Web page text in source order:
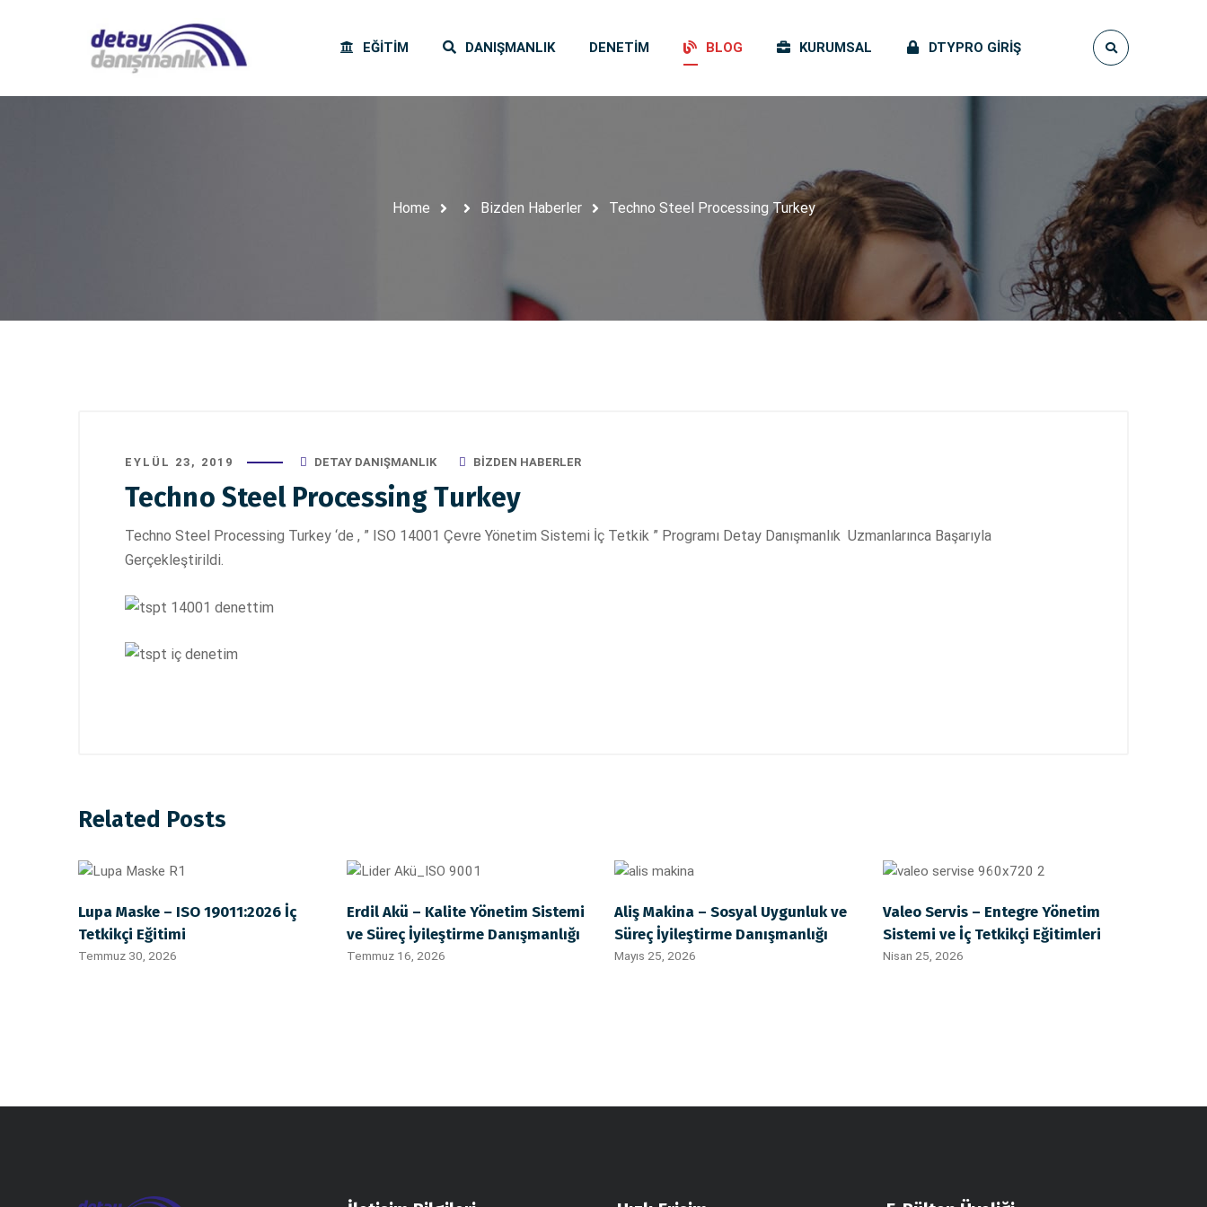
EĞITIM DANIŞMANLIK DENETIM BLOG KURUMSAL DTYPRO GIRIŞ
Home Bizden Haberler Techno Steel Processing Turkey
EYLÜL 23, 2019 DETAY DANIŞMANLIK BIZDEN HABERLER
Techno Steel Processing Turkey
Techno Steel Processing Turkey ‘de , ” ISO 14001 Çevre Yönetim Sistemi İç Tetkik ” Programı Detay Danışmanlık Uzmanlarınca Başarıyla
Gerçekleştirildi.
Related Posts
Lupa Maske – ISO 19011:2026 İç
Tetkikçi Eğitimi
Temmuz 30, 2026
Erdil Akü – Kalite Yönetim Sistemi
ve Süreç İyileştirme Danışmanlığı
Temmuz 16, 2026
Aliş Makina – Sosyal Uygunluk ve
Süreç İyileştirme Danışmanlığı
Mayıs 25, 2026
Valeo Servis – Entegre Yönetim
Sistemi ve İç Tetkikçi Eğitimleri
Nisan 25, 2026